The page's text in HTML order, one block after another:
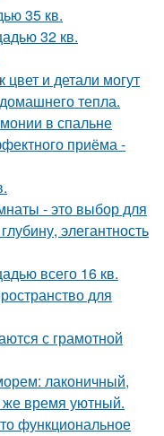
35 кв.
32 кв.
цвет и детали могут
тепла.
в спальне
приёма -
- это выбор для
элегантность
всего 16 кв.
для
с грамотной
лаконичный,
же время уютный.
функциональное